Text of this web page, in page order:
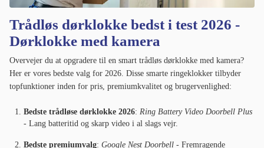
Trådløs dørklokke bedst i test 2026 -
Dørklokke med kamera
Overvejer du at opgradere til en smart trådløs dørklokke med kamera?
Her er vores bedste valg for 2026. Disse smarte ringeklokker tilbyder
topfunktioner inden for pris, premiumkvalitet og brugervenlighed:
Bedste trådløse dørklokke 2026: Ring Battery Video Doorbell Plus
- Lang batteritid og skarp video i al slags vejr.
Bedste premiumvalg: Google Nest Doorbell - Fremragende